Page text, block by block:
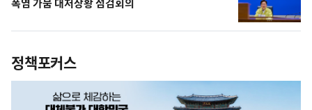
정책포커스